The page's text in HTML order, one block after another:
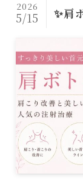
✨肩
2026
5/15